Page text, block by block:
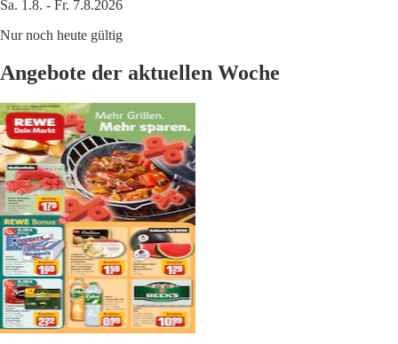
Sa. 1.8. - Fr. 7.8.2026
Nur noch heute gültig
Angebote der aktuellen Woche